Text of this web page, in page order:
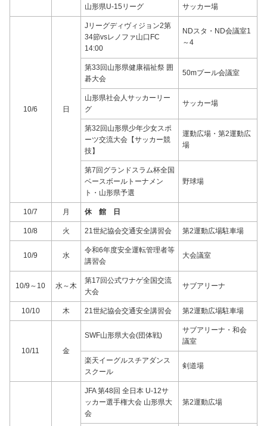
山形県U-15リーグ サッカー場
10/6 日
Jリーグディヴィジョン2第
34節vsレノファ山口FC
14:00
NDスタ・ND会議室1
～4
第33回山形県健康福祉祭 囲
碁大会
50mプール会議室
山形県社会人サッカーリー
グ
サッカー場
第32回山形県少年少女スポ
ーツ交流大会【サッカー競
技】
運動広場・第2運動広
場
第7回グランドスラム杯全国
ベースボールトーナメン
ト・山形県予選
野球場
10/7 月 休 館 日
10/8 火 21世紀協会交通安全講習会 第2運動広場駐車場
10/9 水
令和6年度安全運転管理者等
講習会
大会議室
10/9～10 水～木
第17回公式ワナゲ全国交流
大会
サブアリーナ
10/10 木 21世紀協会交通安全講習会 第2運動広場駐車場
10/11 金
SWF山形県大会(団体戦)
サブアリーナ・和会
議室
楽天イーグルスチアダンス
スクール
剣道場
JFA 第48回 全日本 U-12サ
ッカー選手権大会 山形県大
会
第2運動広場